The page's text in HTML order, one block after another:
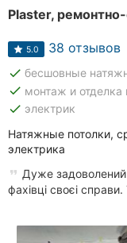
клиники
Автошколы
Рестораны
Все
Все
города:
Plaster,
5.0 38 отзывов
done бесшовные
done монтаж и отделка
done электрик
Натяжные потолки,
электрика
Дуже задоволений
фахівці своєі